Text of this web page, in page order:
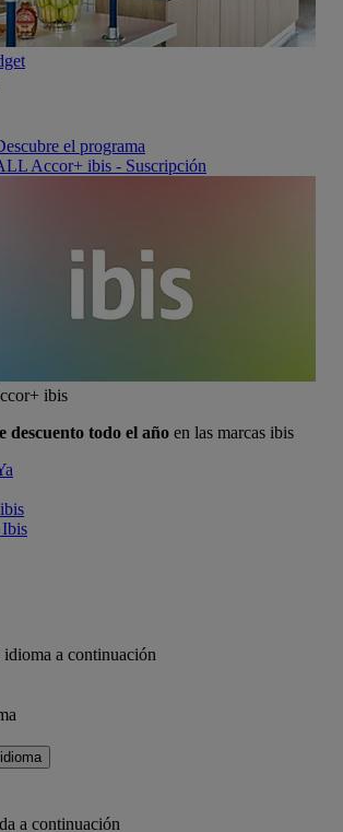
el programa
Accor+ ibis - Suscripción
ibis
descuento todo el año en las marcas ibis
idioma a continuación
a continuación